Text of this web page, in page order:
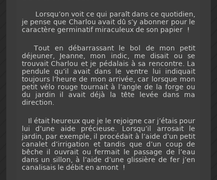
Lorsqu’on voit ce qui paraît dans ce quotidien,
je pense que Charlou avait dû s’y abonner pour le
caractère germinatif miraculeux de son papier !
Tout en débarrassant le bol de mon petit
déjeuner, Jeanne, mon indic, me disait ou se
trouvait Charlou et je pédalais à sa rencontre. La
pendule qu’il avait dans le ventre lui indiquait
toujours l’heure de mon arrivée, car lorsque mon
petit vélo rouge tournait à l’angle de la forge ou
du jardin il avait déjà la tête levée dans ma
direction.
Il était heureux que je le rejoigne car j’étais pour
lui d’une aide précieuse. Lorsqu’il arrosait le
jardin, par exemple, il procédait à l’aide d’un petit
canalet d’irrigation et tandis que d’un coup de
bêche il ouvrait ou fermait le passage de l’eau
dans un sillon, à l’aide d’une glissière de fer j’en
canalisais le débit en amont !